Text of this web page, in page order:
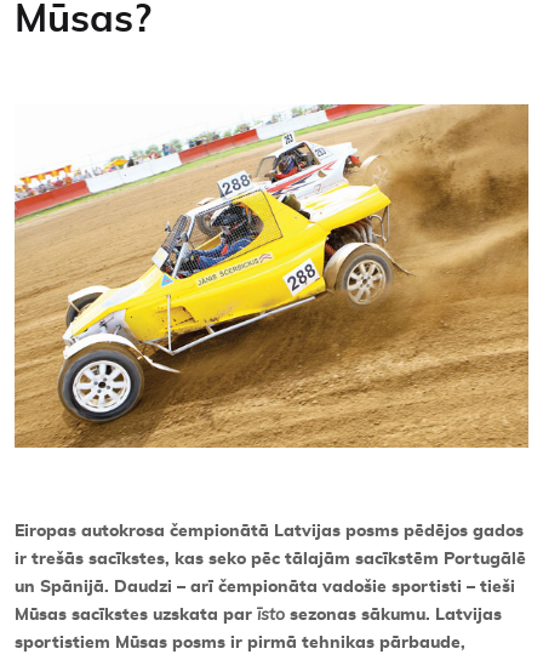
Mūsas?
Eiropas autokrosa čempionātā Latvijas posms pēdējos gados
ir trešās sacīkstes, kas seko pēc tālajām sacīkstēm Portugālē
un Spānijā. Daudzi – arī čempionāta vadošie sportisti – tieši
Mūsas sacīkstes uzskata par īsto sezonas sākumu. Latvijas
sportistiem Mūsas posms ir pirmā tehnikas pārbaude,